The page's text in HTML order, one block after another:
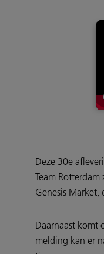
Deze 30e
Team
Genesis
Daarnaast komt
melding kan er